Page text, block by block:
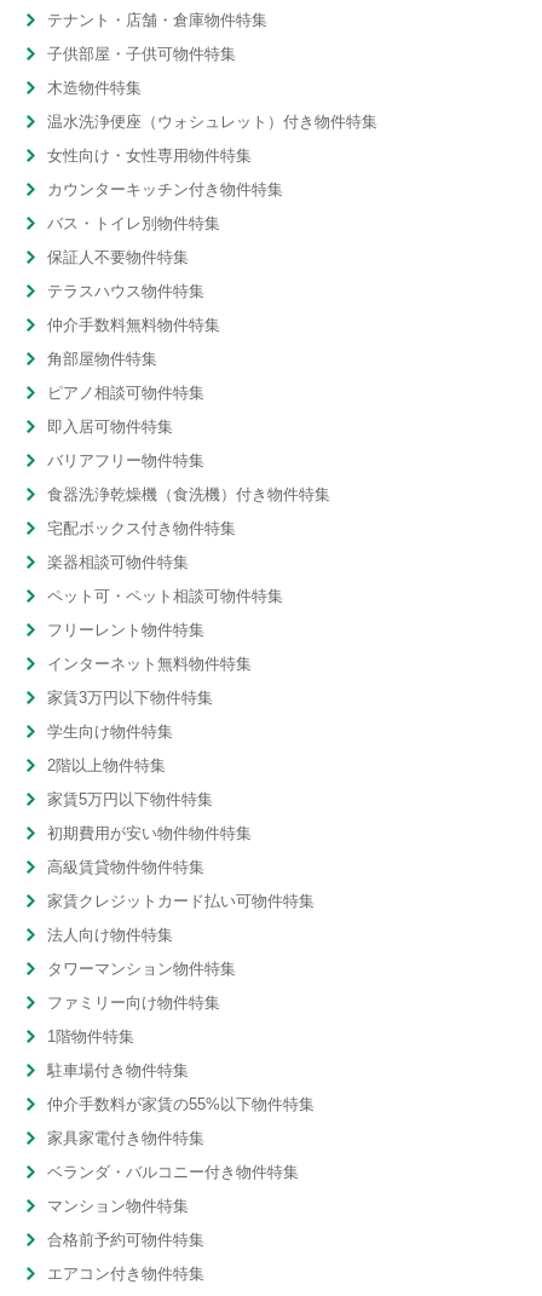
テナント・店舗・倉庫物件特集
子供部屋・子供可物件特集
木造物件特集
温水洗浄便座（ウォシュレット）付き物件特集
女性向け・女性専用物件特集
カウンターキッチン付き物件特集
バス・トイレ別物件特集
保証人不要物件特集
テラスハウス物件特集
仲介手数料無料物件特集
角部屋物件特集
ピアノ相談可物件特集
即入居可物件特集
バリアフリー物件特集
食器洗浄乾燥機（食洗機）付き物件特集
宅配ボックス付き物件特集
楽器相談可物件特集
ペット可・ペット相談可物件特集
フリーレント物件特集
インターネット無料物件特集
家賃3万円以下物件特集
学生向け物件特集
2階以上物件特集
家賃5万円以下物件特集
初期費用が安い物件物件特集
高級賃貸物件物件特集
家賃クレジットカード払い可物件特集
法人向け物件特集
タワーマンション物件特集
ファミリー向け物件特集
1階物件特集
駐車場付き物件特集
仲介手数料が家賃の55%以下物件特集
家具家電付き物件特集
ベランダ・バルコニー付き物件特集
マンション物件特集
合格前予約可物件特集
エアコン付き物件特集